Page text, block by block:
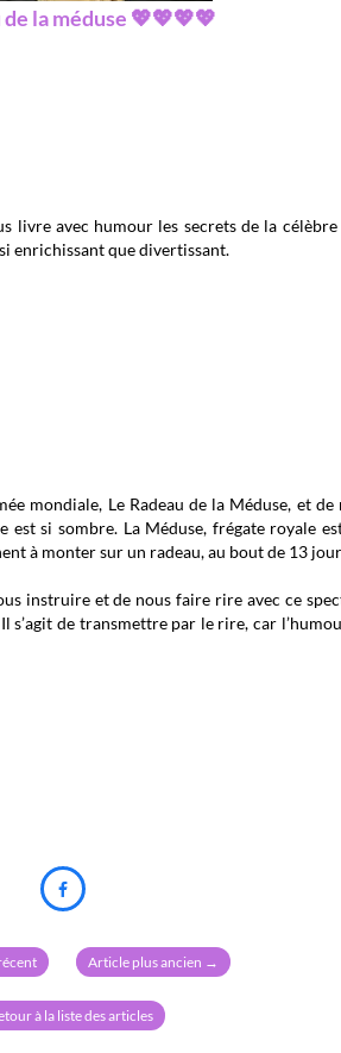
de la méduse 💖💖💖💖
avec humour les secrets de la
enrichissant que divertissant.
mondiale, Le Radeau de la Méduse, et
si sombre. La Méduse, frégate royale
à monter sur un radeau, au bout de 13
instruire et de nous faire rire avec ce
s’agit de transmettre par le rire, car

Article plus ancien →
à la liste des articles